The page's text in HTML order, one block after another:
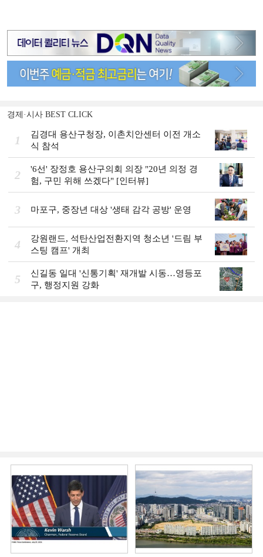
경제·시사 BEST CLICK
1
김경대 용산구청장, 이촌치안센터 이전 개소
식 참석
2
'6선' 장정호 용산구의회 의장 "20년 의정 경
험, 구민 위해 쓰겠다" [인터뷰]
3 마포구, 중장년 대상 '생태 감각 공방' 운영
4
강원랜드, 석탄산업전환지역 청소년 '드림 부
스팅 캠프' 개최
5
신길동 일대 '신통기획' 재개발 시동…영등포
구, 행정지원 강화